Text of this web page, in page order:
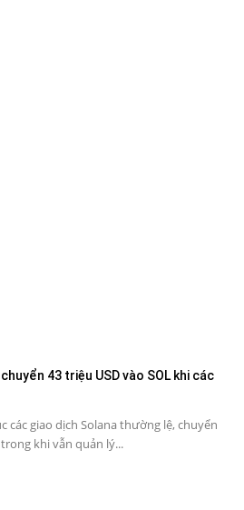
43 triệu USD vào SOL khi các
các giao dịch Solana thường lệ, chuyển
khi vẫn quản lý...